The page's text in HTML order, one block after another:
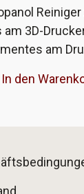
3D-
am
bleiben
Nur als
In den